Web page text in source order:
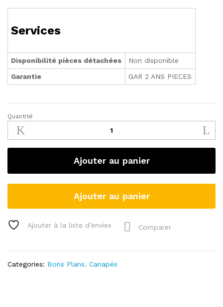
Services
Disponibilité pièces détachées
Non disponible
Garantie
GAR 2 ANS PIECES
Canapé
droit
fixe
2
WILLEM
coloris
quantity
Quantité
Ajouter au panier
Ajouter au panier
Ajouter à la liste d’envies Comparer
Categories: Bons Plans, Canapés